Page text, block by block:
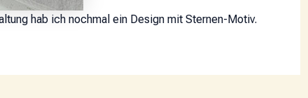
hab ich nochmal ein Design mit Sternen-Motiv.